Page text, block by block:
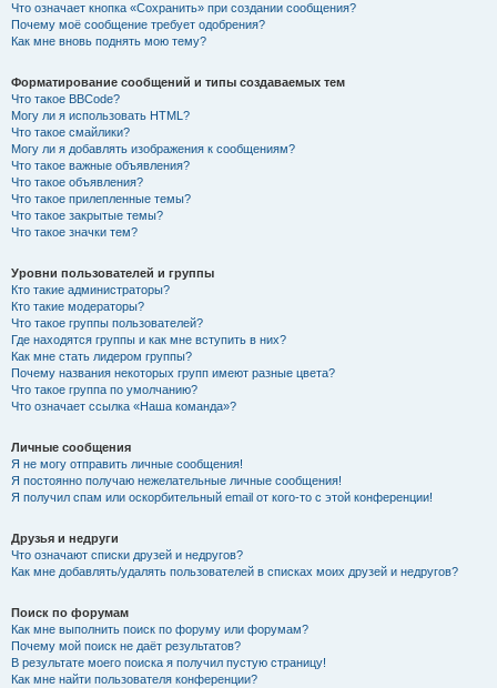
Что означает кнопка «Сохранить» при создании сообщения?
Почему моё сообщение требует одобрения?
Как мне вновь поднять мою тему?
Форматирование сообщений и типы создаваемых тем
Что такое BBCode?
Могу ли я использовать HTML?
Что такое смайлики?
Могу ли я добавлять изображения к сообщениям?
Что такое важные объявления?
Что такое объявления?
Что такое прилепленные темы?
Что такое закрытые темы?
Что такое значки тем?
Уровни пользователей и группы
Кто такие администраторы?
Кто такие модераторы?
Что такое группы пользователей?
Где находятся группы и как мне вступить в них?
Как мне стать лидером группы?
Почему названия некоторых групп имеют разные цвета?
Что такое группа по умолчанию?
Что означает ссылка «Наша команда»?
Личные сообщения
Я не могу отправить личные сообщения!
Я постоянно получаю нежелательные личные сообщения!
Я получил спам или оскорбительный email от кого-то с этой конференции!
Друзья и недруги
Что означают списки друзей и недругов?
Как мне добавлять/удалять пользователей в списках моих друзей и недругов?
Поиск по форумам
Как мне выполнить поиск по форуму или форумам?
Почему мой поиск не даёт результатов?
В результате моего поиска я получил пустую страницу!
Как мне найти пользователя конференции?